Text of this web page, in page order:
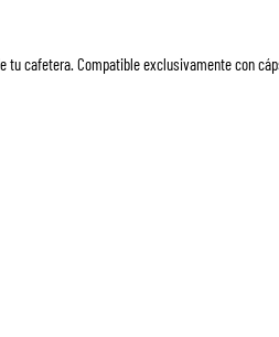
cafetera. Compatible exclusivamente con